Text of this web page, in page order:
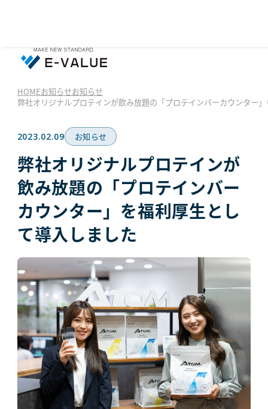
HOMEお知らせお知らせ
弊社オリジナルプロテインが飲み放題の「プロテインバーカウンター
2023.02.09 お知らせ
弊社オリジナルプロテインが
飲み放題の「プロテインバー
カウンター」を福利厚生とし
て導入しました